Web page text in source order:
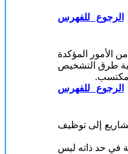
الرجوع للفهرس
الأمور المؤكدة
طرق التشخيص
الرجوع للفهرس
إلى توظيف
في حد ذاته ليس